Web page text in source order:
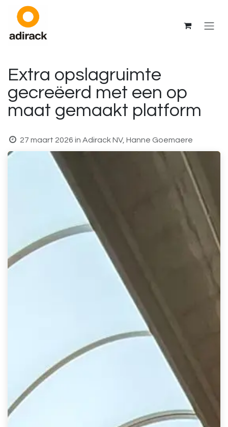
Overslaan naar inhoud
Extra opslagruimte
gecreëerd met een op
maat gemaakt platform
27 maart 2026 in Adirack NV, Hanne Goemaere